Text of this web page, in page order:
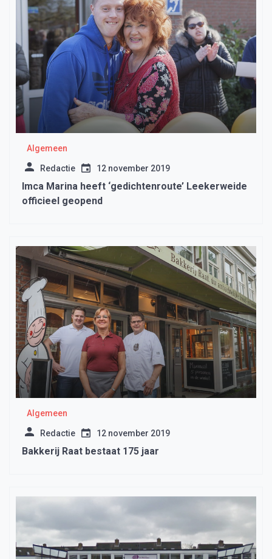
Algemeen
Redactie 12 november 2019
Imca Marina heeft ‘gedichtenroute’ Leekerweide
officieel geopend
Algemeen
Redactie 12 november 2019
Bakkerij Raat bestaat 175 jaar